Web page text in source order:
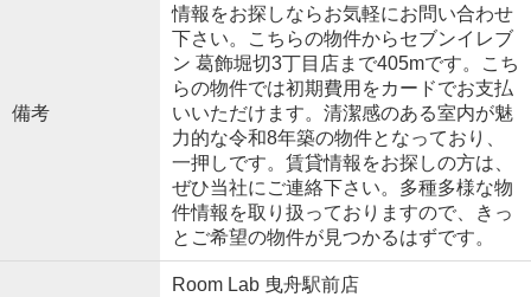
備考
情報をお探しならお気軽にお問い合わせ
下さい。こちらの物件からセブンイレブ
ン 葛飾堀切3丁目店まで405mです。こち
らの物件では初期費用をカードでお支払
いいただけます。清潔感のある室内が魅
力的な令和8年築の物件となっており、
一押しです。賃貸情報をお探しの方は、
ぜひ当社にご連絡下さい。多種多様な物
件情報を取り扱っておりますので、きっ
とご希望の物件が見つかるはずです。
Room Lab 曳舟駅前店